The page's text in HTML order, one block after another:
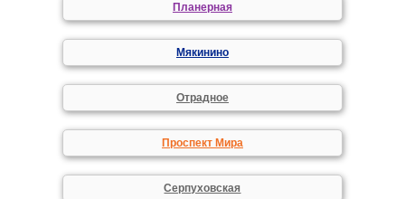
Планерная
Мякинино
Отрадное
Проспект Мира
Серпуховская